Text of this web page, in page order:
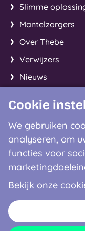
Cookie
We gebruiken
analyseren, om
functies voor
Bekijk onze
Slimme
Mantelzorgers
Over Thebe
Verwijzers
Nieuws
0900 - 8122
Disclaimer